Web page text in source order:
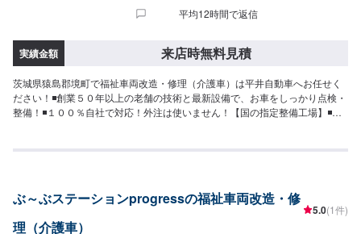
平均12時間で返信
実績金額 来店時無料見積
茨城県猿島郡境町で福祉車両改造・修理（介護車）は平井自動車へお任せく
ださい！◾創業５０年以上の老舗の技術と最新設備で、お車をしっかり点検・
整備！◾１００％自社で対応！外注は使いません！【国の指定整備工場】◾お
られてしまった…★保険を使えべきなのかわからない…などのご相談もお気
ご納得いただければ作業開始【4】仕上がり次第納車-----納期について-----納
期は要相談となります。車種や条件などにより、納期は前後する場合がござ
います。予めご了承ください。-----代車について-----無料の代車をご用意して
ぶ～ぶステーションprogressの福祉車両改造・修
理（介護車）
5.0(1件)